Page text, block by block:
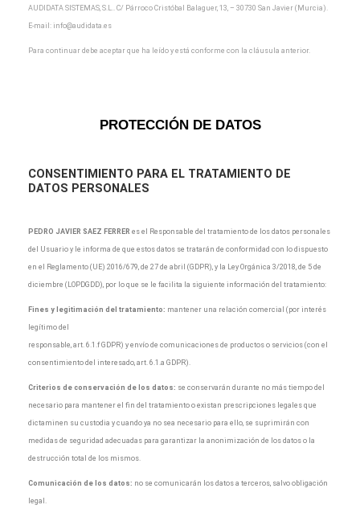
AUDIDATA SISTEMAS, S.L.. C/ Párroco Cristóbal Balaguer, 13, – 30730 San Javier (Murcia).
E-mail: info@audidata.es
Para continuar debe aceptar que ha leído y está conforme con la cláusula anterior.
PROTECCIÓN DE DATOS
CONSENTIMIENTO PARA EL TRATAMIENTO DE
DATOS PERSONALES
PEDRO JAVIER SAEZ FERRER es el Responsable del tratamiento de los datos personales
del Usuario y le informa de que estos datos se tratarán de conformidad con lo dispuesto
en el Reglamento (UE) 2016/679, de 27 de abril (GDPR), y la Ley Orgánica 3/2018, de 5 de
diciembre (LOPDGDD), por lo que se le facilita la siguiente información del tratamiento:
Fines y legitimación del tratamiento: mantener una relación comercial (por interés
legítimo del
responsable, art. 6.1.f GDPR) y envío de comunicaciones de productos o servicios (con el
consentimiento del interesado, art. 6.1.a GDPR).
Criterios de conservación de los datos: se conservarán durante no más tiempo del
necesario para mantener el fin del tratamiento o existan prescripciones legales que
dictaminen su custodia y cuando ya no sea necesario para ello, se suprimirán con
medidas de seguridad adecuadas para garantizar la anonimización de los datos o la
destrucción total de los mismos.
Comunicación de los datos: no se comunicarán los datos a terceros, salvo obligación
legal.